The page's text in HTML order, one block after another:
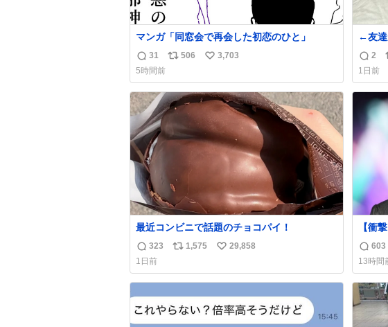
マンガ「同窓会で再会した初恋のひと」
返
信
数
31
リ
ス
ト
506
い
ね
数
3,703
5時間前
←友達
返
信
数
2
1日前
最近コンビニで話題のチョコパイ！
返
信
数
323
リ
ス
ト
数
1,575
い
ね
数
29,858
1日前
【衝
げる
のみ
ム通
個、
オー
返
信
数
603
13時間